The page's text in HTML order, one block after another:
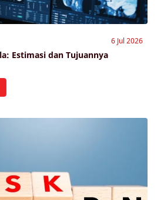
6 Jul 2026
Estimasi dan Tujuannya